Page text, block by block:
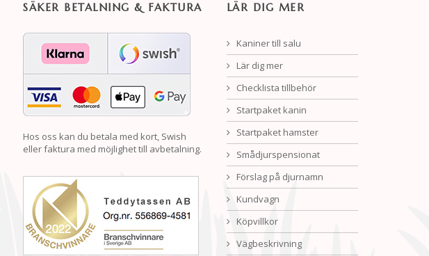
SÄKER BETALNING & FAKTURA
Hos oss kan du betala med kort, Swish
eller faktura med möjlighet till avbetalning.
LÄR DIG MER
Kaniner till salu
Lär dig mer
Checklista tillbehör
Startpaket kanin
Startpaket hamster
Smådjurspensionat
Förslag på djurnamn
Kundvagn
Köpvillkor
Vägbeskrivning